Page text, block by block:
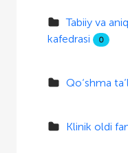
Tabiiy va
kafedrasi
0
Qo‘shma
Klinik oldi